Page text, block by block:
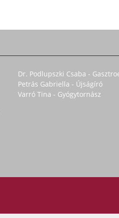
Dr. Podlupszki Csaba -
Petrás Gabriella - Újságíró
Varró Tina - Gyógytornász